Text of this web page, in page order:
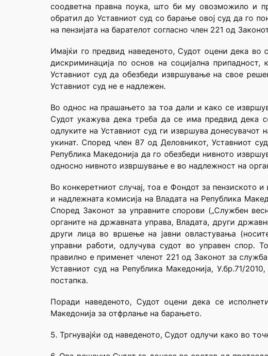
соодветна правна поука, што би му овозможило и
обратил до Уставниот суд со барање овој суд да го
на пензијата на барателот согласно член 221 од
Имајќи го предвид наведеното, Судот оцени дека
дискриминација по основ на социјална
Уставниот суд да обезбеди извршување на свое
Уставниот суд не е надлежен.
Во однос на прашањето за тоа дали и како се
Судот укажува дека треба да се има предвид дека
одлуките на Уставниот суд ги извршува
укинат. Според член 87 од Деловникот, Уставниот
Република Македонија да го обезбеди нивното
односно нивното извршување е во надлежност на
Во конкеретниот случај, тоа е Фондот за пензиското
и надлежната комисија на Владата на Република
Според Законот за управните спорови („Службен
органите на државната управа, Владата, други
други лица во вршење на јавни овластувања
управни работи, одлучува судот во управен спор.
правилно е применет членот 221 од Законот за
Уставниот суд на Република Македонија, У.бр.71/
постапка.
Поради наведеното, Судот оцени дека се
Македонија за отфрлање на барањето.
5. Тргнувајќи од наведеното, Судот одлучи како во